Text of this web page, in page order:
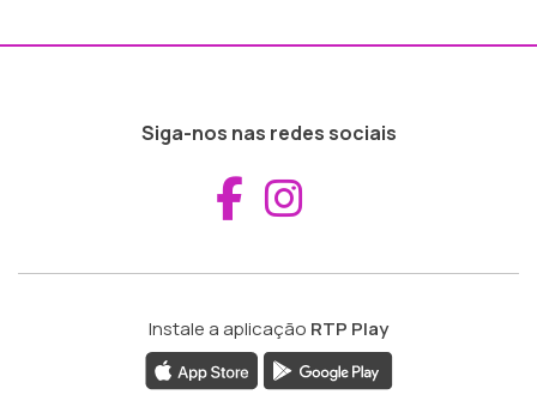
Siga-nos nas redes sociais
Aceder ao
Instale a aplicação RTP Play